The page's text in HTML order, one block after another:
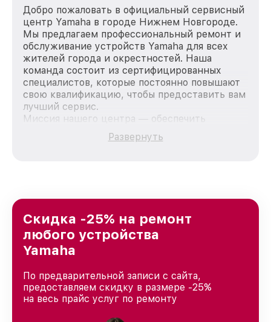
Добро пожаловать в официальный сервисный
центр Yamaha в городе Нижнем Новгороде.
Мы предлагаем профессиональный ремонт и
обслуживание устройств Yamaha для всех
жителей города и окрестностей. Наша
команда состоит из сертифицированных
специалистов, которые постоянно повышают
свою квалификацию, чтобы предоставить вам
лучший сервис.
Миссия нашего центра — обеспечить
качественный и доступный ремонт для
каждого пользователя продукции Yamaha, вне
Нижнем Новгороде, постоянно повышая
уровень доверия и лояльности наших
клиентов.
Развернуть
Скидка -25% на ремонт
любого устройства
Yamaha
По предварительной записи с сайта,
предоставляем скидку в размере -25%
на весь прайс услуг по ремонту